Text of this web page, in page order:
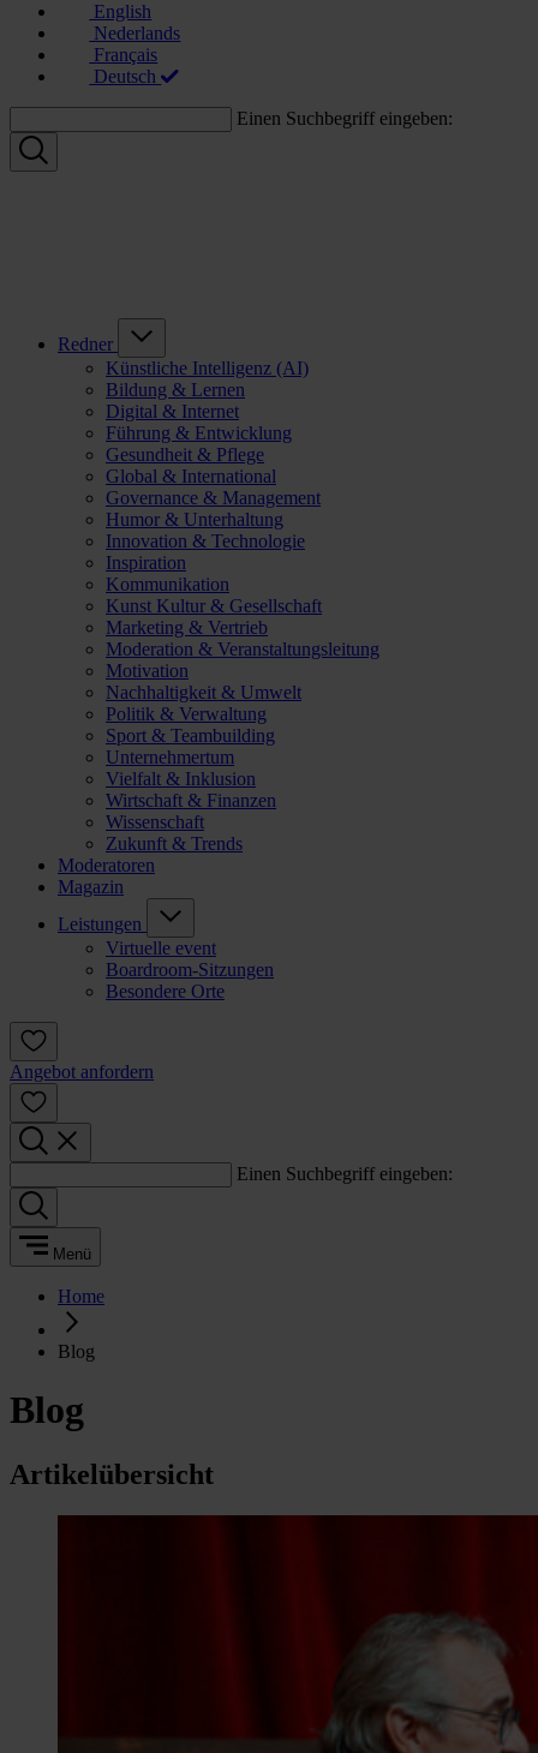
English
Nederlands
Français
Deutsch
Einen Suchbegriff eingeben:
Redner
Künstliche Intelligenz (AI)
Bildung & Lernen
Digital & Internet
Führung & Entwicklung
Gesundheit & Pflege
Global & International
Governance & Management
Humor & Unterhaltung
Innovation & Technologie
Inspiration
Kommunikation
Kunst Kultur & Gesellschaft
Marketing & Vertrieb
Moderation & Veranstaltungsleitung
Motivation
Nachhaltigkeit & Umwelt
Politik & Verwaltung
Sport & Teambuilding
Unternehmertum
Vielfalt & Inklusion
Wirtschaft & Finanzen
Wissenschaft
Zukunft & Trends
Moderatoren
Magazin
Leistungen
Virtuelle event
Boardroom-Sitzungen
Besondere Orte
Angebot anfordern
Einen Suchbegriff eingeben:
Menü
Home
Blog
Blog
Artikelübersicht